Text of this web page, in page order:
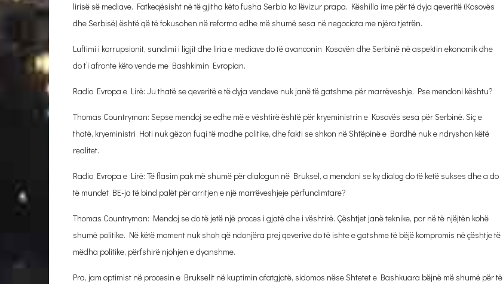
lirisë së mediave. Fatkeqësisht në të gjitha këto fusha Serbia ka lëvizur prapa. Këshilla ime për të dyja qeveritë (Kosovës
dhe Serbisë) është që të fokusohen në reforma edhe më shumë sesa në negociata me njëra tjetrën.
Luftimi i korrupsionit, sundimi i ligjit dhe liria e mediave do të avanconin Kosovën dhe Serbinë në aspektin ekonomik dhe
do t’i afronte këto vende me Bashkimin Evropian.
Radio Evropa e Lirë: Ju thatë se qeveritë e të dyja vendeve nuk janë të gatshme për marrëveshje. Pse mendoni kështu?
Thomas Countryman: Sepse mendoj se edhe më e vështirë është për kryeministrin e Kosovës sesa për Serbinë. Siç e
thatë, kryeministri Hoti nuk gëzon fuqi të madhe politike, dhe fakti se shkon në Shtëpinë e Bardhë nuk e ndryshon këtë
realitet.
Radio Evropa e Lirë: Të flasim pak më shumë për dialogun në Bruksel, a mendoni se ky dialog do të ketë sukses dhe a do
të mundet BE-ja të bind palët për arritjen e një marrëveshjeje përfundimtare?
Thomas Countryman: Mendoj se do të jetë një proces i gjatë dhe i vështirë. Çështjet janë teknike, por në të njëjtën kohë
shumë politike. Në këtë moment nuk shoh që ndonjëra prej qeverive do të ishte e gatshme të bëjë kompromis në çështje të
mëdha politike, përfshirë njohjen e dyanshme.
Pra, jam optimist në procesin e Brukselit në kuptimin afatgjatë, sidomos nëse Shtetet e Bashkuara bëjnë më shumë për të